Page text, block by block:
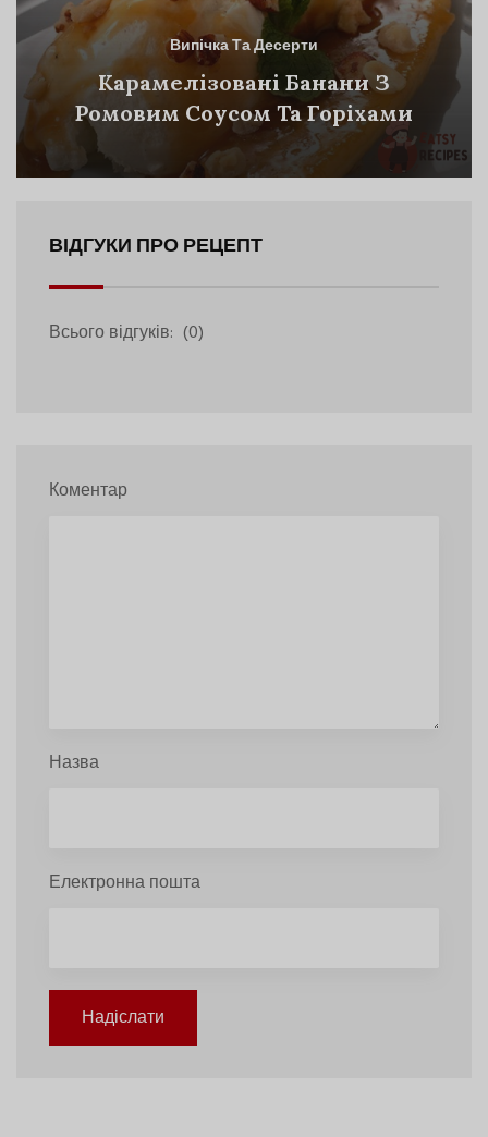
Випічка Та Десерти
Карамелізовані Банани З
Ромовим Соусом Та Горіхами
ВІДГУКИ ПРО РЕЦЕПТ
Всього відгуків: (0)
Коментар
Назва
Електронна пошта
Надіслати